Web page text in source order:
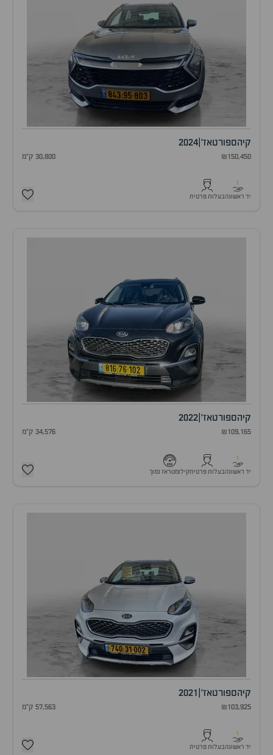
קיהספורטאז' 2024
₪150,450 30,800 ק"מ
1
יד ראשונהבעלות פרטית
קיהספורטאז' 2022
₪109,165 34,576 ק"מ
1
יד ראשונהבעלות פרטיתקילומטראז נמוך
קיהספורטאז' 2021
₪103,925 57,563 ק"מ
1
יד ראשונהבעלות פרטית